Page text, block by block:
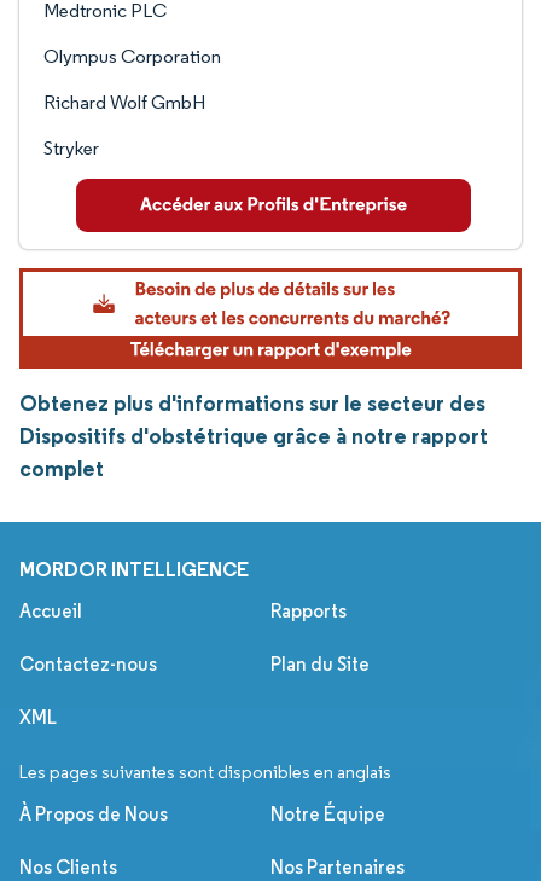
Medtronic PLC
Olympus Corporation
Richard Wolf GmbH
Stryker
Obtenez plus d'informations sur le secteur des
Dispositifs d'obstétrique grâce à notre rapport
complet
MORDOR INTELLIGENCE
Accueil Rapports
Contactez-nous Plan du Site
XML
Les pages suivantes sont disponibles en anglais
À Propos de Nous Notre Équipe
Nos Clients Nos Partenaires